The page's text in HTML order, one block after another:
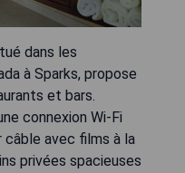
dans les
à Sparks, propose
et bars.
connexion Wi-Fi
avec films à la
privées spacieuses